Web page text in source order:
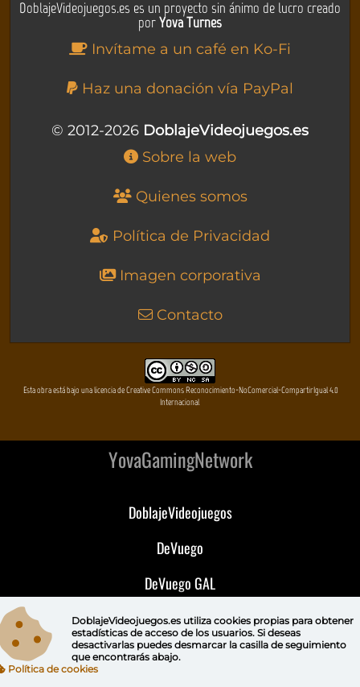
DoblajeVideojuegos.es es un proyecto sin ánimo de lucro creado
porYova Turnes
Invítame a un café en Ko-Fi
Haz una donación vía PayPal
© 2012-2026 DoblajeVideojuegos.es
Sobre la web
Quienes somos
Política de Privacidad
Imagen corporativa
Contacto
Esta obra está bajo una licencia de Creative Commons Reconocimiento-NoComercial-CompartirIgual 4.0
Internacional
YovaGamingNetwork
DoblajeVideojuegos
DeVuego
DeVuego GAL
DeVuego LATAM
DeVuego Portugal
DoblajeVideojuegos.es utiliza cookies propiaspara obtener
estadísticas de acceso de los usuarios. Si deseas
desactivarlas puedes desmarcar la casilla de seguimiento
que encontrarás abajo.
Política de cookies